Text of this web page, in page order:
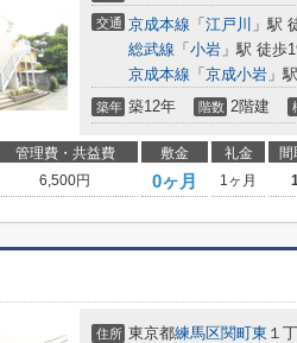
交通 京成本線 「 江戸川 」駅
総武線 「 小岩 」駅 徒歩
京成本線 「 京成小岩 」
築年 築12年 階数 2階建
管理費・共益費 敷金 礼金 間
6,500円 0ヶ月 1ヶ月
住所 東京都練馬区関町東 １